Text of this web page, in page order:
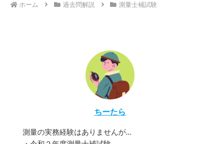
ホーム 過去問解説 測量士補試験
ちーたら
測量の実務経験はありませんが...